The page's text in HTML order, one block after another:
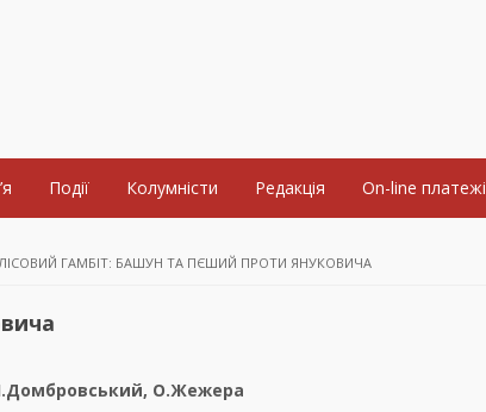
Події Колумністи Редакція On-line платежі
ГАМБІТ: БАШУН ТА ПЄШИЙ ПРОТИ ЯНУКОВИЧА
О.Жежера